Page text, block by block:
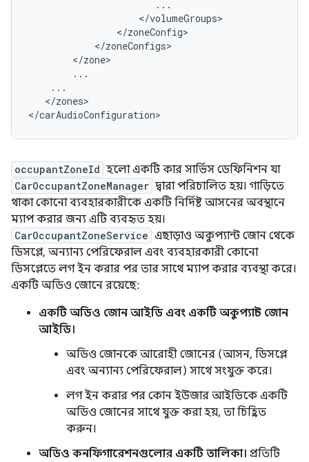
...
</volumeGroups
</zoneConfig
</zoneConfigs
</zone
...
...
</zones>
</carAudioConfiguration
occupantZoneId হলো একটি কার সার্ভিস ডেফিনিশন যা
CarOccupantZoneManager দ্বারা পরিচালিত হয়। গাড়িতে
থাকা কোনো ব্যবহারকারীকে একটি নির্দিষ্ট আসনের অবস্থানে
ম্যাপ করার জন্য এটি ব্যবহৃত হয়।
CarOccupantZoneService এছাড়াও অকুপ্যান্ট জোন থেকে
ডিসপ্লে, অন্যান্য পেরিফেরাল এবং ব্যবহারকারী কোনো
ডিসপ্লেতে লগ ইন করার পর তার সাথে ম্যাপ করার ব্যবস্থা করে।
একটি অডিও জোনে রয়েছে:
একটি অডিও জোন আইডি এবং একটি অকুপ্যান্ট জোন
আইডি।
অডিও জোনকে আরোহী জোনের (আসন, ডিসপ্লে
এবং অন্যান্য পেরিফেরাল) সাথে সংযুক্ত করে।
লগ ইন করার পর কোন ইউজার আইডিকে একটি
অডিও জোনের সাথে যুক্ত করা হয়, তা চিহ্নিত
করুন।
অডিও কনফিগারেশনগুলোর একটি তালিকা। প্রতিটি